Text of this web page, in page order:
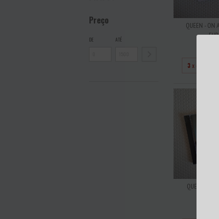
Preço
DE ATÉ
QUEEN - ON
3 x de
QUEEN - THE